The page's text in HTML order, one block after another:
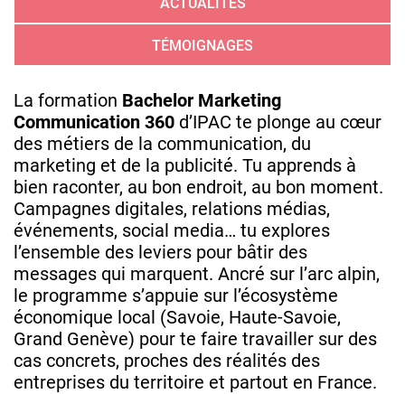
TÉMOIGNAGES
La formation Bachelor Marketing
Communication 360 d’IPAC te plonge au cœur
des métiers de la communication, du
marketing et de la publicité. Tu apprends à
bien raconter, au bon endroit, au bon moment.
Campagnes digitales, relations médias,
événements, social media… tu explores
l’ensemble des leviers pour bâtir des
messages qui marquent. Ancré sur l’arc alpin,
le programme s’appuie sur l’écosystème
économique local (Savoie, Haute‑Savoie,
Grand Genève) pour te faire travailler sur des
cas concrets, proches des réalités des
entreprises du territoire et partout en France.